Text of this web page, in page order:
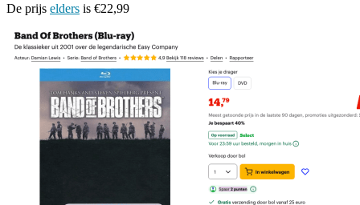
De prijs elders is €22,99